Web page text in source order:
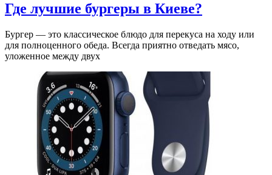
Где лучшие бургеры в Киеве?
Бургер — это классическое блюдо для перекуса на ходу или
для полноценного обеда. Всегда приятно отведать мясо,
уложенное между двух